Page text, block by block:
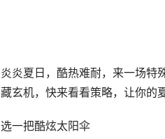
炎炎夏日，酷热难耐，来一场特
藏玄机，快来看看策略，让你的
选一把酷炫太阳伞